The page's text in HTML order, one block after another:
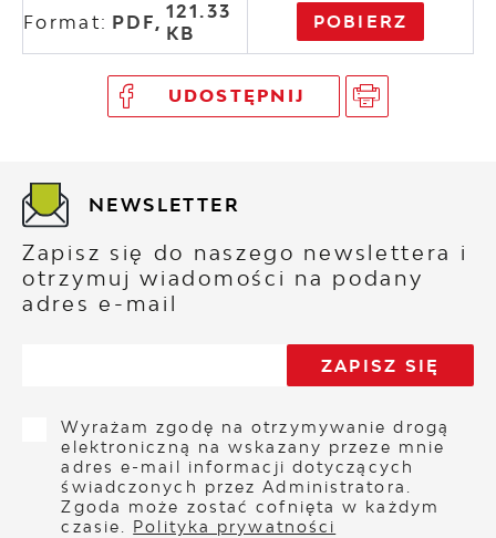
Format: PDF, 121.33
KB
POBIERZ
UDOSTĘPNIJ
NEWSLETTER
Zapisz się do naszego newslettera i
otrzymuj wiadomości na podany
adres e-mail
Wyrażam zgodę na otrzymywanie drogą
elektroniczną na wskazany przeze mnie
adres e-mail informacji dotyczących
świadczonych przez Administratora.
Zgoda może zostać cofnięta w każdym
czasie. Polityka prywatności